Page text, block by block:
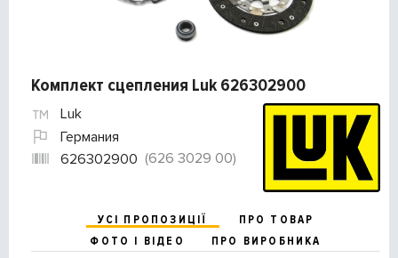
Комплект сцепления Luk 626302900
Luk
Германия
626302900 (626 3029 00)
УСІ ПРОПОЗИЦІЇ
ПРО ТОВАР
ФОТО І ВІДЕО
ПРО ВИРОБНИКА